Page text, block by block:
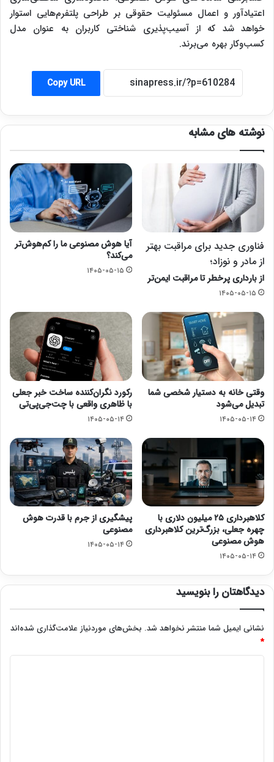
اعتیادآور و اعمال مسئولیت حقوقی بر طراحی پلتفرم‌هایی استوار
خواهد شد که از آسیب‌پذیری شناختی کاربران به عنوان مدل
کسب‌وکار بهره می‌برند.
Copy URL
نوشته های مشابه
فناوری جدید برای مراقبت بهتر
از مادر و نوزاد؛
از بارداری پرخطر تا مراقبت ایمن‌تر
۱۴۰۵-۰۵-۱۵
آیا هوش مصنوعی ما را کم‌هوش‌تر
می‌کند؟
۱۴۰۵-۰۵-۱۵
وقتی خانه به دستیار شخصی شما
تبدیل می‌شود
۱۴۰۵-۰۵-۱۴
رکورد نگران‌کننده ساخت خبر جعلی
با ظاهری واقعی با چت‌جی‌پی‌تی
۱۴۰۵-۰۵-۱۴
کلاهبرداری ۲۵ میلیون دلاری با
چهره جعلی، بزرگ‌ترین کلاهبرداری
هوش مصنوعی
۱۴۰۵-۰۵-۱۴
پیشگیری از جرم با قدرت هوش
مصنوعی
۱۴۰۵-۰۵-۱۴
دیدگاهتان را بنویسید
نشانی ایمیل شما منتشر نخواهد شد. بخش‌های موردنیاز علامت‌گذاری شده‌اند
*